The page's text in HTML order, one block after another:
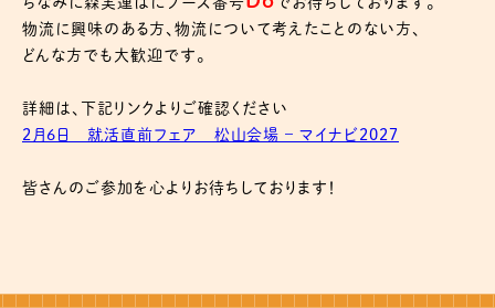
物流に興味のある方、物流について考えたことのない方、
どんな方でも大歓迎です。
詳細は、下記リンクよりご確認ください
2月6日 就活直前フェア 松山会場 – マイナビ2027
皆さんのご参加を心よりお待ちしております！